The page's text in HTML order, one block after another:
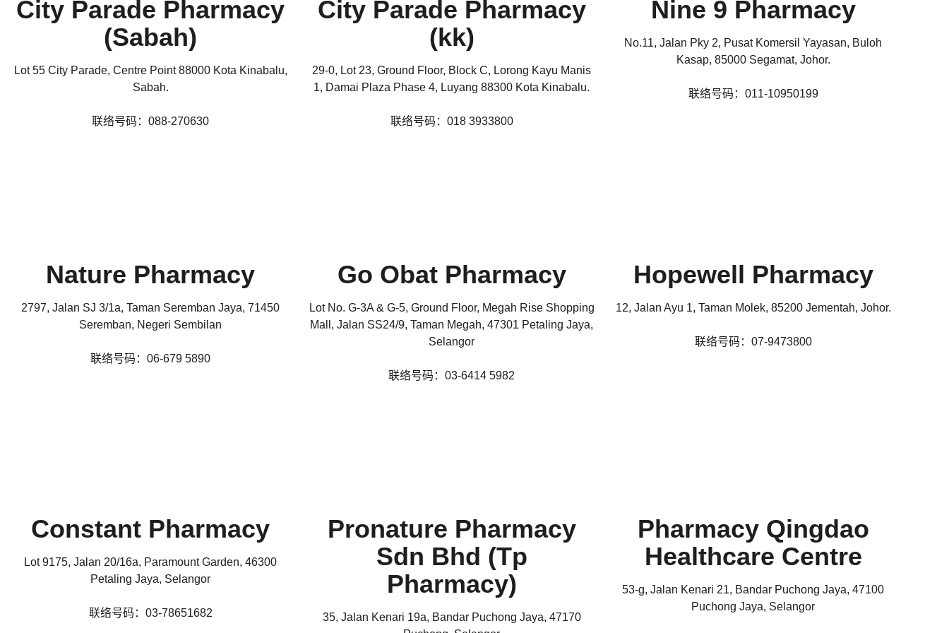
City Parade Pharmacy
(Sabah)
Lot 55 City Parade, Centre Point 88000 Kota Kinabalu,
Sabah.
联络号码：088-270630
City Parade Pharmacy
(kk)
29-0, Lot 23, Ground Floor, Block C, Lorong Kayu Manis
1, Damai Plaza Phase 4, Luyang 88300 Kota Kinabalu.
联络号码：018 3933800
Nine 9 Pharmacy
No.11, Jalan Pky 2, Pusat Komersil Yayasan, Buloh
Kasap, 85000 Segamat, Johor.
联络号码：011-10950199
Nature Pharmacy
2797, Jalan SJ 3/1a, Taman Seremban Jaya, 71450
Seremban, Negeri Sembilan
联络号码：06-679 5890
Go Obat Pharmacy
Lot No. G-3A & G-5, Ground Floor, Megah Rise Shopping
Mall, Jalan SS24/9, Taman Megah, 47301 Petaling Jaya,
Selangor
联络号码：03-6414 5982
Hopewell Pharmacy
12, Jalan Ayu 1, Taman Molek, 85200 Jementah, Johor.
联络号码：07-9473800
Constant Pharmacy
Lot 9175, Jalan 20/16a, Paramount Garden, 46300
Petaling Jaya, Selangor
联络号码：03-78651682
Pronature Pharmacy
Sdn Bhd (Tp
Pharmacy)
35, Jalan Kenari 19a, Bandar Puchong Jaya, 47170
Pharmacy Qingdao
Healthcare Centre
53-g, Jalan Kenari 21, Bandar Puchong Jaya, 47100
Puchong Jaya, Selangor